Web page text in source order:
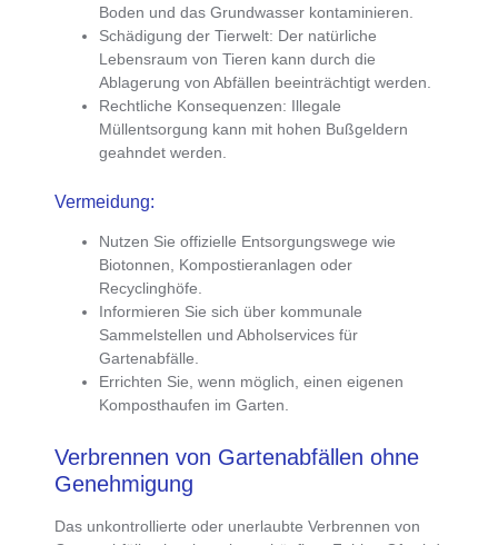
Boden und das Grundwasser kontaminieren.
Schädigung der Tierwelt: Der natürliche
Lebensraum von Tieren kann durch die
Ablagerung von Abfällen beeinträchtigt werden.
Rechtliche Konsequenzen: Illegale
Müllentsorgung kann mit hohen Bußgeldern
geahndet werden.
Vermeidung:
Nutzen Sie offizielle Entsorgungswege wie
Biotonnen, Kompostieranlagen oder
Recyclinghöfe.
Informieren Sie sich über kommunale
Sammelstellen und Abholservices für
Gartenabfälle.
Errichten Sie, wenn möglich, einen eigenen
Komposthaufen im Garten.
Verbrennen von Gartenabfällen ohne
Genehmigung
Das unkontrollierte oder unerlaubte Verbrennen von